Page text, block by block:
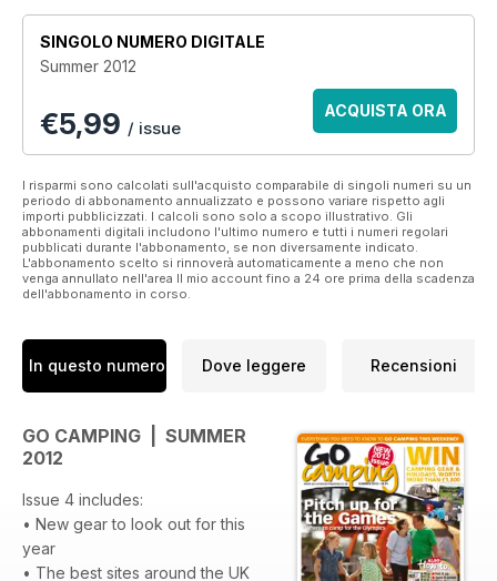
A useful cost calculator gives you advice on what you are
likely to pay for key items and puts together three complete
camping outfits for you to compare.
campsite cookery, tent maintenance and repairs plus a list of
essential accessories. And to inspire you, there are stories of
great camping trips to Devon and music Festivals.
SINGOLO NUMERO DIGITALE
Summer 2012
€5,99 / issue
ACQUISTA ORA
I risparmi sono calcolati sull'acquisto comparabile di singoli numeri su un
periodo di abbonamento annualizzato e possono variare rispetto agli
importi pubblicizzati. I calcoli sono solo a scopo illustrativo. Gli
abbonamenti digitali includono l'ultimo numero e tutti i numeri regolari
pubblicati durante l'abbonamento, se non diversamente indicato.
L'abbonamento scelto si rinnoverà automaticamente a meno che non
venga annullato nell'area Il mio account fino a 24 ore prima della scadenza
dell'abbonamento in corso.
In questo numero Dove leggere Recensioni
GO CAMPING | SUMMER
2012
Issue 4 includes:
• New gear to look out for this
year
• The best sites around the UK